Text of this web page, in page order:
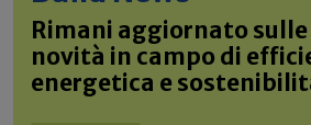
Rimani aggiornato
novità in campo di
energetica e